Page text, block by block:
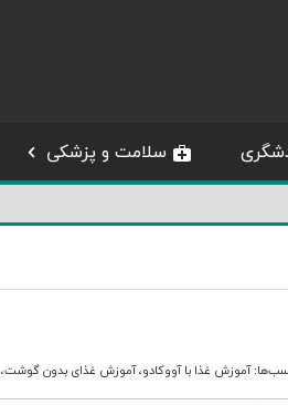
سلامت و پزشکی
آموزش غذا با آووکادو،آموزش غذای بدون گوشت،